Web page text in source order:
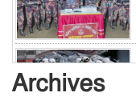
Archives